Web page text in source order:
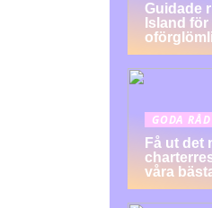
Guidade
Island för
GODA RÅD
Få ut det
våra